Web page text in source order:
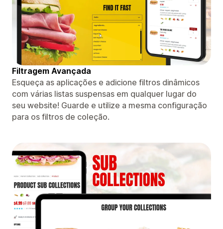
Filtragem Avançada
Esqueça as aplicações e adicione filtros dinâmicos
com várias listas suspensas em qualquer lugar do
seu website! Guarde e utilize a mesma configuração
para os filtros de coleção.